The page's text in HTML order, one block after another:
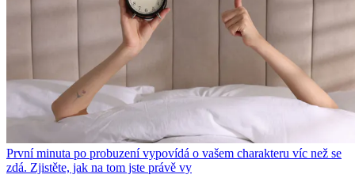
První minuta po probuzení vypovídá o vašem charakteru víc než se
zdá. Zjistěte, jak na tom jste právě vy